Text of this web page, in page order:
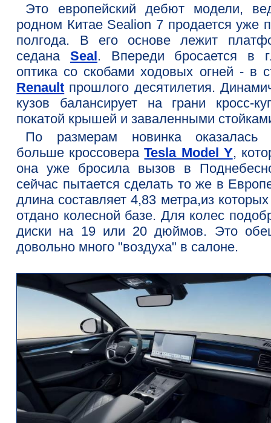
Это европейский дебют модели,
родном Китае Sealion 7 продается уже
полгода. В его основе лежит
седана Seal. Впереди бросается в
оптика со скобами ходовых огней - в
Renault прошлого десятилетия.
кузов балансирует на грани кросс-
покатой крышей и заваленными
По размерам новинка оказалась
больше кроссовераTesla Model Y,
она уже бросила вызов в
сейчас пытается сделать то же в
длина составляет 4,83 метра,из
отдано колесной базе. Для колес
диски на 19 или 20 дюймов. Это
довольно много "воздуха" в салоне.